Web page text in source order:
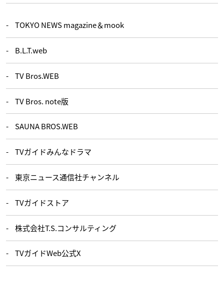
TOKYO NEWS magazine＆mook
B.L.T.web
TV Bros.WEB
TV Bros. note版
SAUNA BROS.WEB
TVガイドみんなドラマ
東京ニュース通信社チャンネル
TVガイドストア
株式会社T.S.コンサルティング
TVガイドWeb公式X